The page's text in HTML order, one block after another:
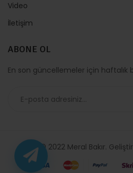
Video
İletişim
ABONE OL
En son güncellemeler için haftalık
© 2022 Meral Bakır.